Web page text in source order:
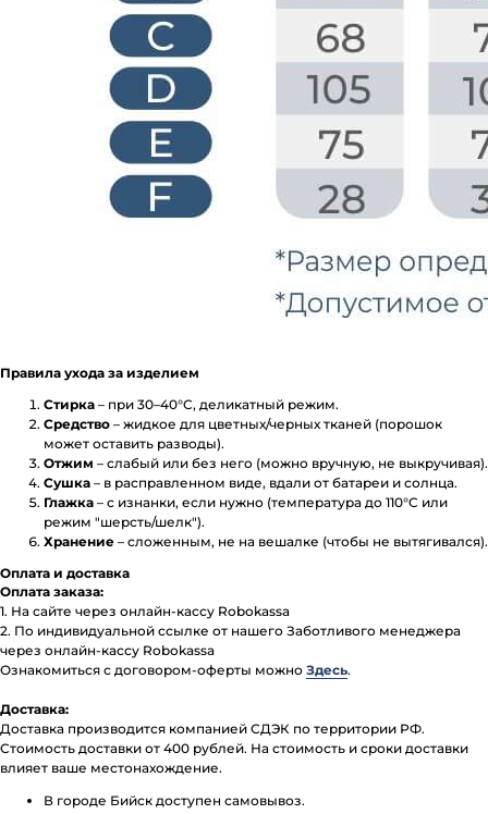
Правила ухода за изделием
Стирка – при 30–40°C, деликатный режим.
Средство – жидкое для цветных/черных тканей (порошок
может оставить разводы).
Отжим – слабый или без него (можно вручную, не выкручивая).
Сушка – в расправленном виде, вдали от батареи и солнца.
Глажка – с изнанки, если нужно (температура до 110°C или
режим "шерсть/шелк").
Хранение – сложенным, не на вешалке (чтобы не вытягивался).
Оплата и доставка
Оплата заказа:
1. На сайте через онлайн-кассу Robokassa
2. По индивидуальной ссылке от нашего Заботливого менеджера
через онлайн-кассу Robokassa
Ознакомиться с договором-оферты можно Здесь.
Доставка:
Доставка производится компанией СДЭК по территории РФ.
Стоимость доставки от 400 рублей. На стоимость и сроки доставки
влияет ваше местонахождение.
В городе Бийск доступен самовывоз.